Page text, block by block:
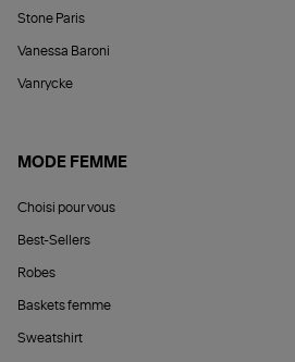
Stone Paris
Vanessa Baroni
Vanrycke
MODE FEMME
Choisi pour vous
Best-Sellers
Robes
Baskets femme
Sweatshirt